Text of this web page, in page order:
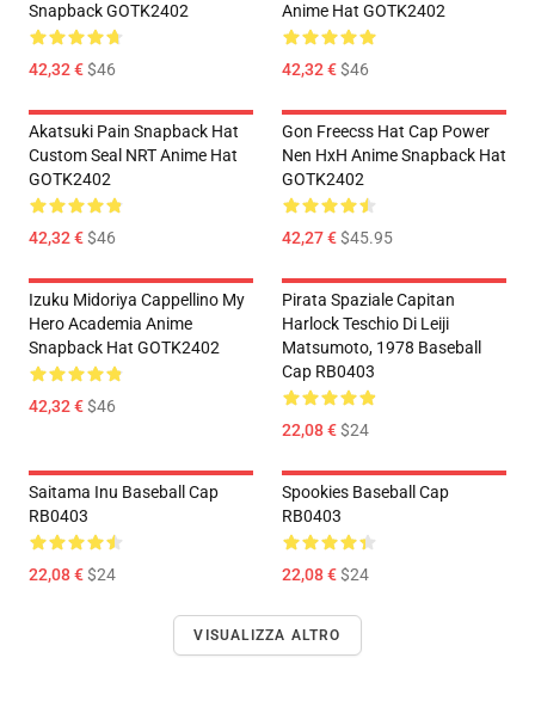
Snapback GOTK2402
42,32 €$46
Anime Hat GOTK2402
42,32 €$46
Akatsuki Pain Snapback Hat
Custom Seal NRT Anime Hat
GOTK2402
42,32 €$46
Gon Freecss Hat Cap Power
Nen HxH Anime Snapback Hat
GOTK2402
42,27 €$45.95
Izuku Midoriya Cappellino My
Hero Academia Anime
Snapback Hat GOTK2402
42,32 €$46
Pirata Spaziale Capitan
Harlock Teschio Di Leiji
Matsumoto, 1978 Baseball
Cap RB0403
22,08 €$24
Saitama Inu Baseball Cap
RB0403
22,08 €$24
Spookies Baseball Cap
RB0403
22,08 €$24
VISUALIZZA ALTRO